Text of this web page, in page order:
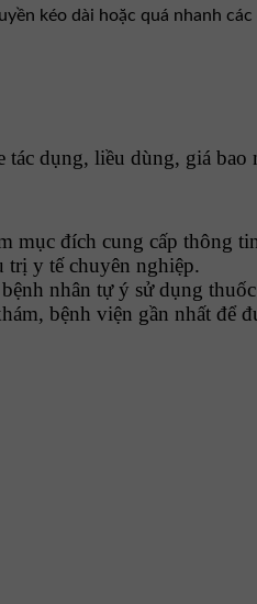
kéo dài hoặc quá nhanh
dụng, liều dùng, giá
mục đích cung cấp thông
trị y tế chuyên nghiệp.
nhân tự ý sử dụng
bệnh viện gần nhất để